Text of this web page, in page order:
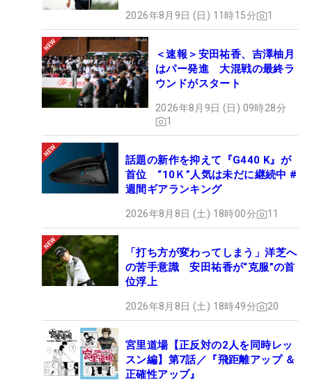
2026年8月9日 (日) 11時15分 1
＜速報＞安田祐香、吉澤柚月
はパー発進 大混戦の最終ラ
ウンドがスタート
2026年8月9日 (日) 09時28分
1
話題の新作を抑えて『G440 K』が
首位 “10Ｋ”人気は未だに継続中 #
週間ギアランキング
2026年8月8日 (土) 18時00分 11
「打ち方が変わってしまう」洋芝へ
の苦手意識 安田祐香が“克服”の首
位浮上
2026年8月8日 (土) 18時49分 20
宮里道場【正反対の2人を同時レッ
スン編】第7話／『飛距離アップ ＆
正確性アップ』